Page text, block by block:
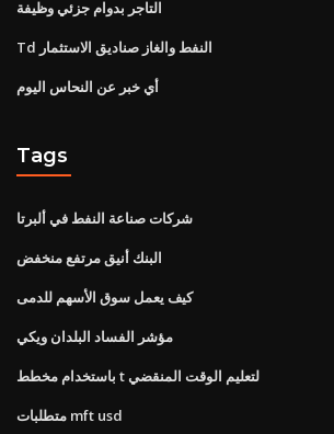
التاجر بدوام جزئي وظيفة
Td النفط والغاز صناديق الاستثمار
أي خبر عن النحاس اليوم
Tags
شركات صناعة النفط في ألبرتا
البنك أنيق مرتفع منخفض
كيف يعمل سوق الأسهم للدمى
مؤشر الفساد البلدان ويكي
باستخدام مخطط t لتعليم الوقت المنقضي
متطلبات mft usd